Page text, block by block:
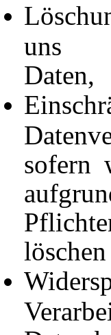
uns
Daten,
sofern